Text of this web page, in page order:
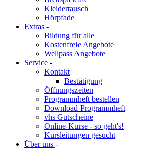
Kleidertausch
Hörpfade
Extras -
Bildung für alle
Kostenfreie Angebote
Wellpass Angebote
Service -
Kontakt
Bestätigung
Öffnungszeiten
Programmheft bestellen
Download Programmheft
vhs Gutscheine
Online-Kurse - so geht's!
Kursleitungen gesucht
Über uns -